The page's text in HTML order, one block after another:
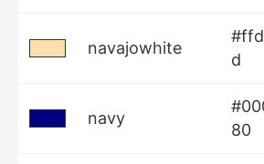
navajowhite
d
navy
80